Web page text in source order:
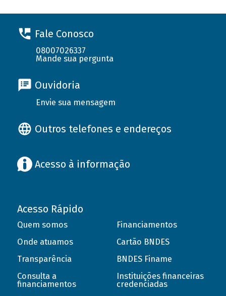
Fale Conosco
08007026337
Mande sua pergunta
Ouvidoria
Envie sua mensagem
Outros telefones e endereços
Acesso à informação
Acesso Rápido
Quem somos
Onde atuamos
Transparência
Consulta a
financiamentos
Financiamentos
Cartão BNDES
BNDES Finame
Instituições financeiras
credenciadas